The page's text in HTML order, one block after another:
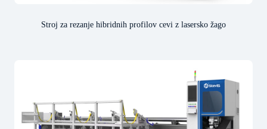
Stroj za rezanje hibridnih profilov cevi z lasersko žago